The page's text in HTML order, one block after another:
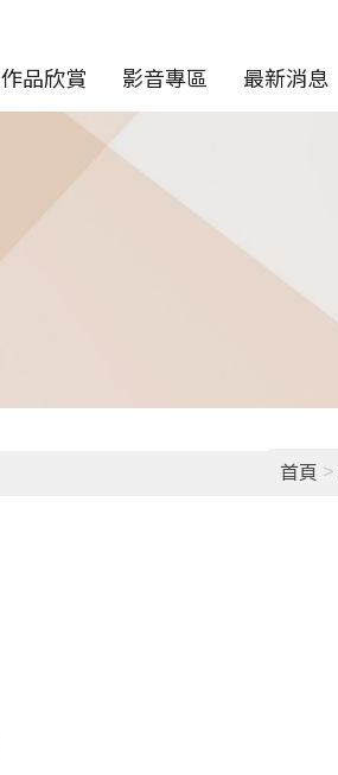
作品欣賞 影音專區 最新消息
首頁 >